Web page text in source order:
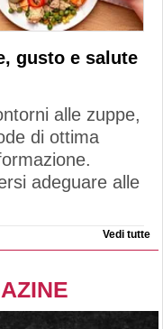
gusto e salute
alle zuppe,
di ottima
adeguare alle
Vedi tutte